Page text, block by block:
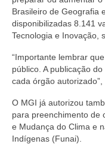
Brasileiro de Geografia
disponibilizadas 8.141
Tecnologia e Inovação,
“Importante lembrar
público. A publicação
cada órgão
O MGI já autorizou
para preenchimento de
e Mudança do Clima e
Indígenas (Funai).